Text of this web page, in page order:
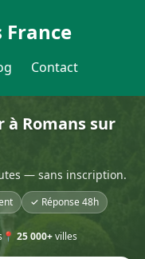
France
Contact
Romans sur
— sans inscription.
✓ Réponse 48h
📍 25 000+villes